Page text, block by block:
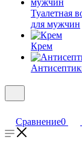
Туалетная
для мужчин
Крем
Сравнение0